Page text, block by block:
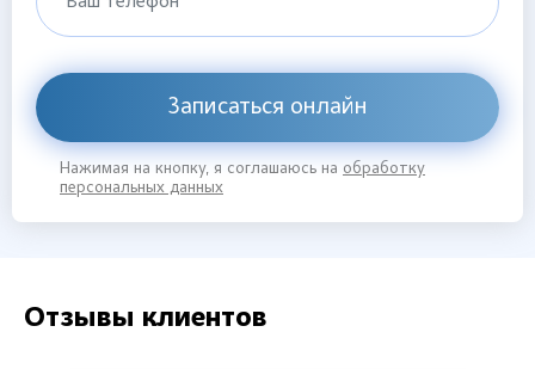
Записаться онлайн
Нажимая на кнопку, я соглашаюсь на обработку
персональных данных
Отзывы клиентов